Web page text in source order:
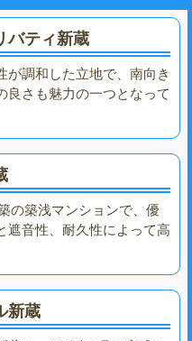
バティ新蔵
が調和した立地で、南向き
良さも魅力の一つとなって
の築浅マンションで、優
遮音性、耐久性によって高
新蔵